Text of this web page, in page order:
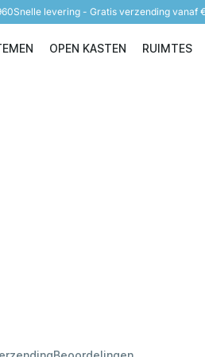
Snelle levering - Gratis verzending vanaf
Opbergsystemen
OPEN KASTEN
Open Kasten
RUIMTES